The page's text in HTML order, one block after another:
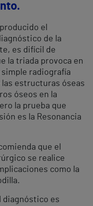
el
de la
es difícil de
la triada provoca en
radiografía
estructuras óseas
óseos en la
la prueba que
es la Resonancia
que el
se realice
como la
diagnóstico es